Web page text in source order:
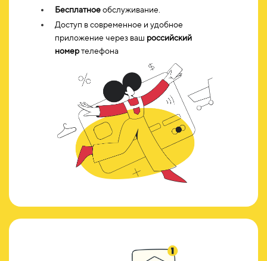
Бесплатноеобслуживание.
Доступ в современное и удобное
приложение через ваш российский
номертелефона